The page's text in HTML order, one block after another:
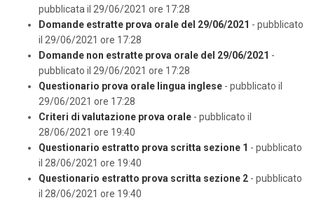
pubblicata il 29/06/2021 ore 17:28
Domande estratte prova orale del 29/06/2021 - pubblicato
il 29/06/2021 ore 17:28
Domande non estratte prova orale del 29/06/2021 -
pubblicato il 29/06/2021 ore 17:28
Questionario prova orale lingua inglese - pubblicato il
29/06/2021 ore 17:28
Criteri di valutazione prova orale - pubblicato il
28/06/2021 ore 19:40
Questionario estratto prova scritta sezione 1 - pubblicato
il 28/06/2021 ore 19:40
Questionario estratto prova scritta sezione 2 - pubblicato
il 28/06/2021 ore 19:40